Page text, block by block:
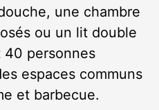
une chambre
ou un lit double
40 personnes
espaces communs
et barbecue.